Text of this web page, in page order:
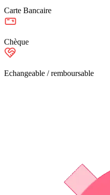
Carte Bancaire
Chèque
Echangeable / remboursable